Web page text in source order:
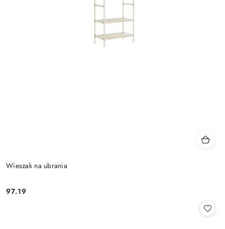
Wieszak na ubrania
Cena:
97.19